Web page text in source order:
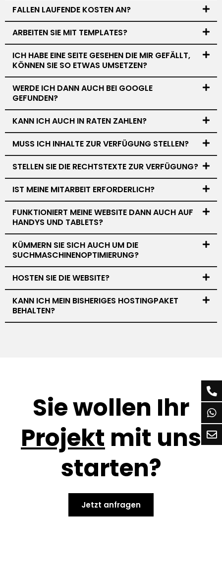
FALLEN LAUFENDE KOSTEN AN?
ARBEITEN SIE MIT TEMPLATES?
ICH HABE EINE SEITE GESEHEN DIE MIR GEFÄLLT,
KÖNNEN SIE SO ETWAS UMSETZEN?
WERDE ICH DANN AUCH BEI GOOGLE
GEFUNDEN?
KANN ICH AUCH IN RATEN ZAHLEN?
MUSS ICH INHALTE ZUR VERFÜGUNG STELLEN?
STELLEN SIE DIE RECHTSTEXTE ZUR VERFÜGUNG?
IST MEINE MITARBEIT ERFORDERLICH?
FUNKTIONIERT MEINE WEBSITE DANN AUCH AUF
HANDYS UND TABLETS?
KÜMMERN SIE SICH AUCH UM DIE
SUCHMASCHINENOPTIMIERUNG?
HOSTEN SIE DIE WEBSITE?
KANN ICH MEIN BISHERIGES HOSTINGPAKET
BEHALTEN?
Sie wollen Ihr
Projekt mit uns
starten?
Jetzt anfragen